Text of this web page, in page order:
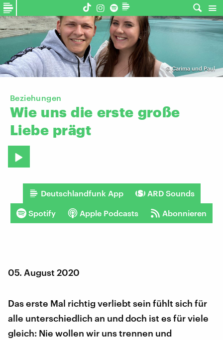
©Carima und Paul
Beziehungen
Wie uns die erste große
Liebe prägt
Deutschlandfunk App ARD Sounds
Spotify Apple Podcasts Abonnieren
05. August 2020
Das erste Mal richtig verliebt sein fühlt sich für
alle unterschiedlich an und doch ist es für viele
gleich: Nie wollen wir uns trennen und